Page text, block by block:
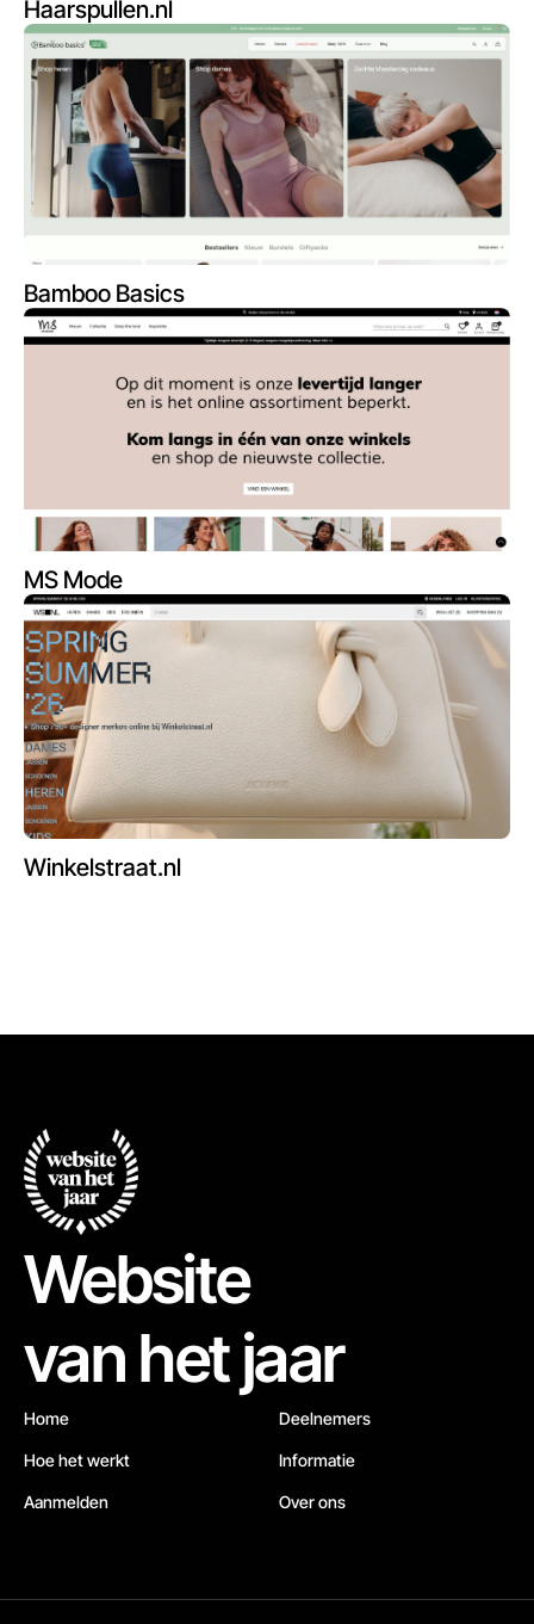
Haarspullen.nl
Bamboo Basics
MS Mode
Winkelstraat.nl
Website
van het jaar
Home
Hoe het werkt
Aanmelden
Deelnemers
Informatie
Over ons